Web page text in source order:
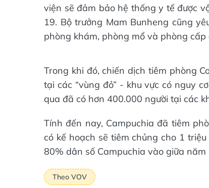
viện sẽ đảm bảo hệ thống y tế được
19. Bộ trưởng Mam Bunheng cũng
phòng khám, phòng mổ và phòng
Trong khi đó, chiến dịch tiêm phòng
tại các “vùng đỏ” - khu vực có nguy
qua đã có hơn 400.000 người tại các
Tính đến nay, Campuchia đã tiêm
có kế hoạch sẽ tiêm chủng cho 1
80% dân số Campuchia vào giữa năm
Theo VOV